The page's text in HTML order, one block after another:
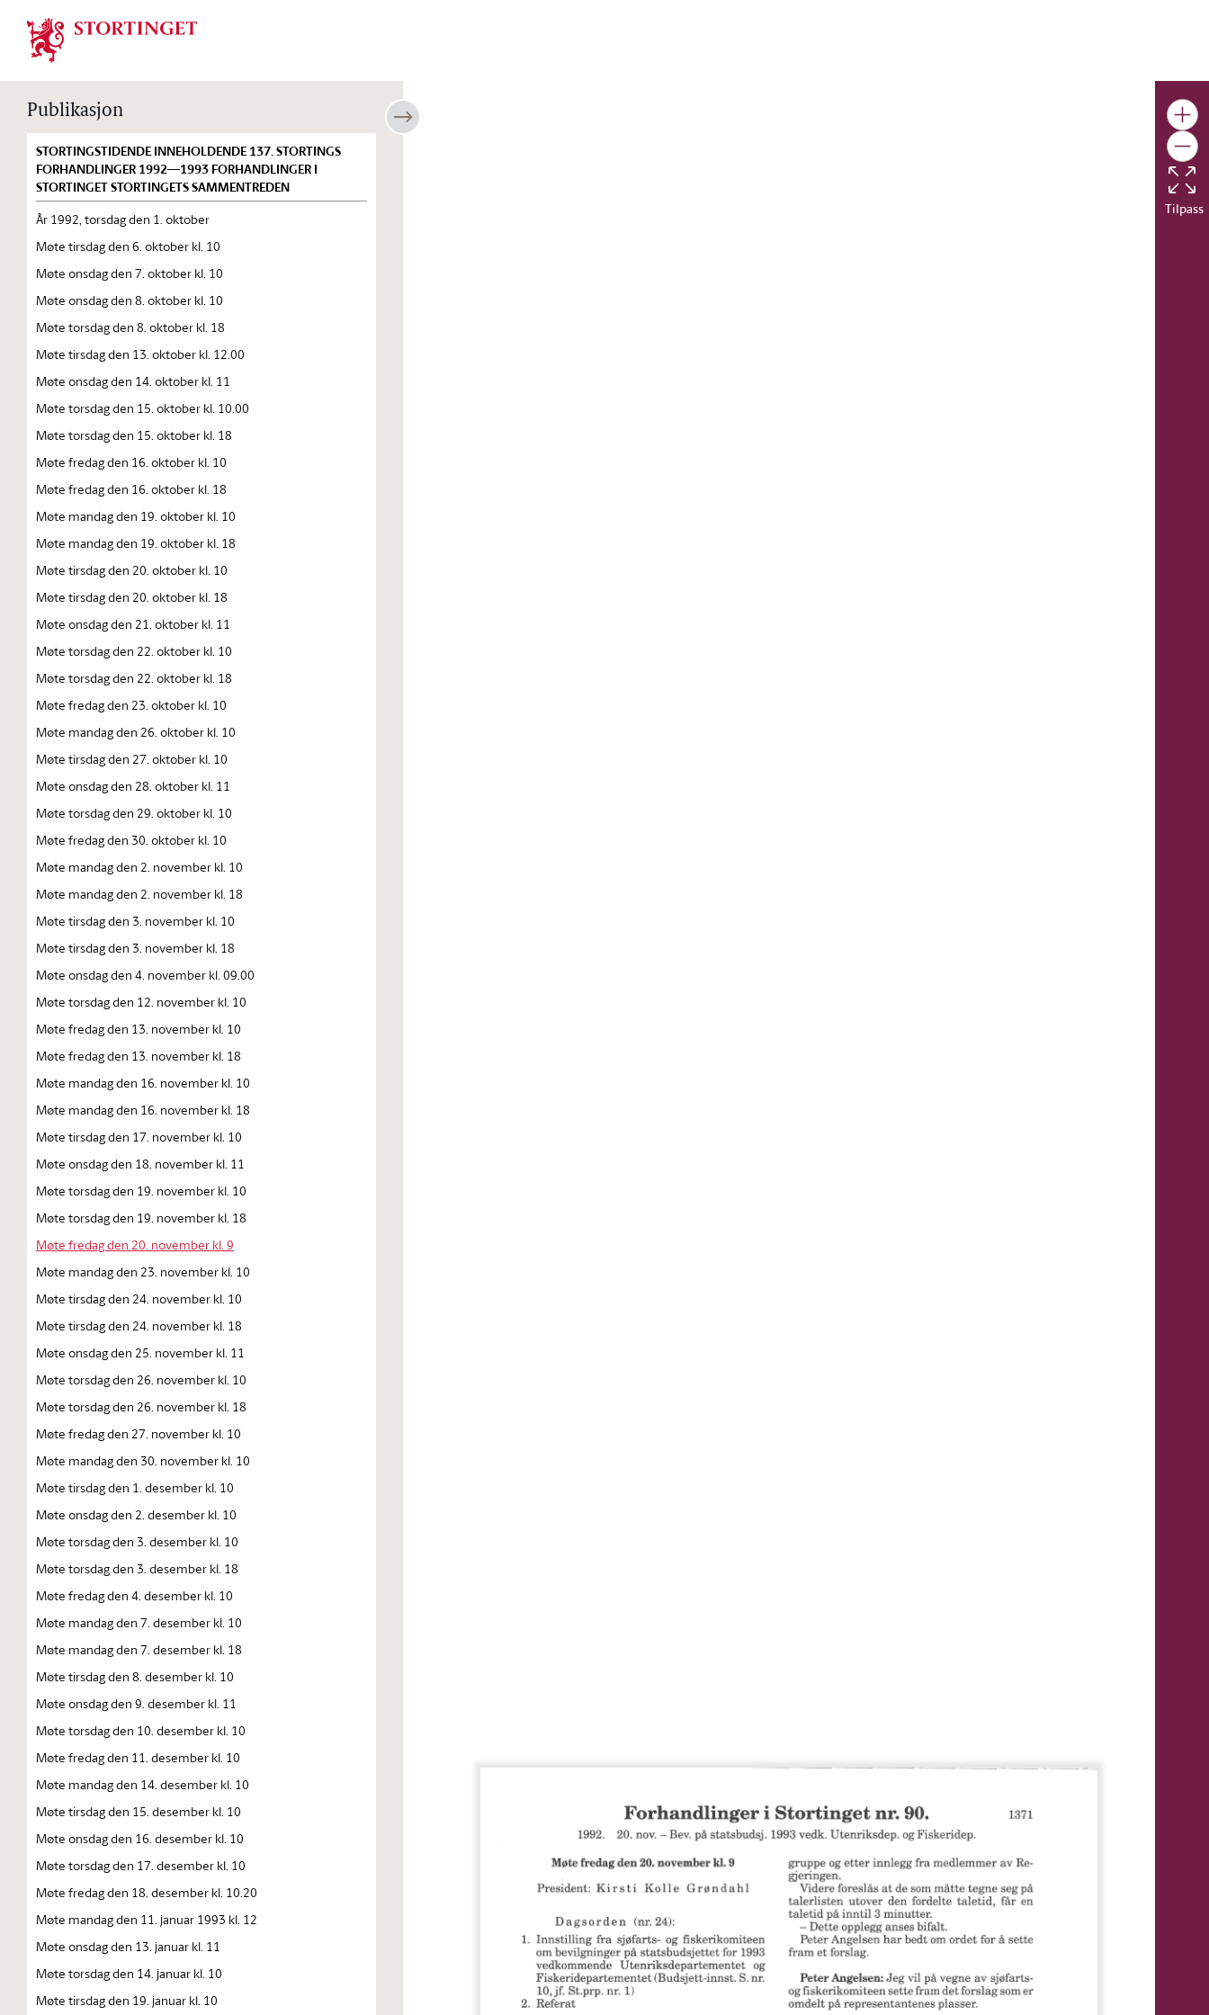
Stortinget.no
Publikasjon
STORTINGSTIDENDE INNEHOLDENDE 137. STORTINGS
FORHANDLINGER 1992—1993 FORHANDLINGER I
STORTINGET STORTINGETS SAMMENTREDEN
År 1992, torsdag den 1. oktober
Møte tirsdag den 6. oktober kl. 10
Møte onsdag den 7. oktober kl. 10
Møte onsdag den 8. oktober kl. 10
Møte torsdag den 8. oktober kl. 18
Møte tirsdag den 13. oktober kl. 12.00
Møte onsdag den 14. oktober kl. 11
Møte torsdag den 15. oktober kl. 10.00
Møte torsdag den 15. oktober kl. 18
Møte fredag den 16. oktober kl. 10
Møte fredag den 16. oktober kl. 18
Møte mandag den 19. oktober kl. 10
Møte mandag den 19. oktober kl. 18
Møte tirsdag den 20. oktober kl. 10
Møte tirsdag den 20. oktober kl. 18
Møte onsdag den 21. oktober kl. 11
Møte torsdag den 22. oktober kl. 10
Møte torsdag den 22. oktober kl. 18
Møte fredag den 23. oktober kl. 10
Møte mandag den 26. oktober kl. 10
Møte tirsdag den 27. oktober kl. 10
Møte onsdag den 28. oktober kl. 11
Møte torsdag den 29. oktober kl. 10
Møte fredag den 30. oktober kl. 10
Møte mandag den 2. november kl. 10
Møte mandag den 2. november kl. 18
Møte tirsdag den 3. november kl. 10
Møte tirsdag den 3. november kl. 18
Møte onsdag den 4. november kl. 09.00
Møte torsdag den 12. november kl. 10
Møte fredag den 13. november kl. 10
Møte fredag den 13. november kl. 18
Møte mandag den 16. november kl. 10
Møte mandag den 16. november kl. 18
Møte tirsdag den 17. november kl. 10
Møte onsdag den 18. november kl. 11
Møte torsdag den 19. november kl. 10
Møte torsdag den 19. november kl. 18
Møte fredag den 20. november kl. 9
Møte mandag den 23. november kl. 10
Møte tirsdag den 24. november kl. 10
Møte tirsdag den 24. november kl. 18
Møte onsdag den 25. november kl. 11
Møte torsdag den 26. november kl. 10
Møte torsdag den 26. november kl. 18
Møte fredag den 27. november kl. 10
Møte mandag den 30. november kl. 10
Møte tirsdag den 1. desember kl. 10
Møte onsdag den 2. desember kl. 10
Møte torsdag den 3. desember kl. 10
Møte torsdag den 3. desember kl. 18
Møte fredag den 4. desember kl. 10
Møte mandag den 7. desember kl. 10
Møte mandag den 7. desember kl. 18
Møte tirsdag den 8. desember kl. 10
Møte onsdag den 9. desember kl. 11
Møte torsdag den 10. desember kl. 10
Møte fredag den 11. desember kl. 10
Møte mandag den 14. desember kl. 10
Møte tirsdag den 15. desember kl. 10
Møte onsdag den 16. desember kl. 10
Møte torsdag den 17. desember kl. 10
Møte fredag den 18. desember kl. 10.20
Møte mandag den 11. januar 1993 kl. 12
Møte onsdag den 13. januar kl. 11
Møte torsdag den 14. januar kl. 10
Møte tirsdag den 19. januar kl. 10